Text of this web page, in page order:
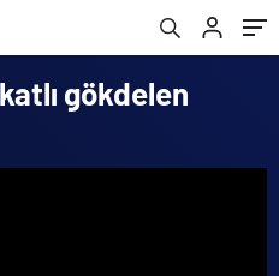
gökdelen